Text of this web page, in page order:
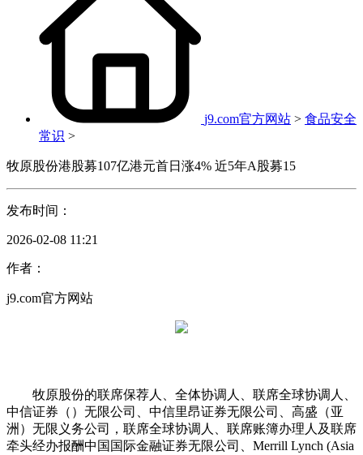
j9.com官方网站 > 食品安全
常识 >
牧原股份港股募107亿港元首日涨4% 近5年A股募15
发布时间：
2026-02-08 11:21
作者：
j9.com官方网站
牧原股份的联席保荐人、全体协调人、联席全球协调人、
中信证券（）无限公司、中信里昂证券无限公司、高盛（亚
洲）无限义务公司，联席全球协调人、联席账簿办理人及联席
牵头经办报酬中国国际金融证券无限公司、Merrill Lynch (Asia